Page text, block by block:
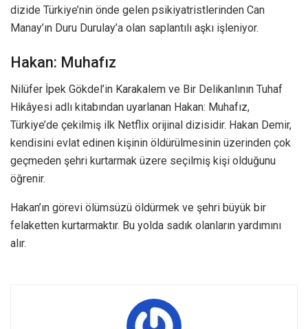
dizide Türkiye’nin önde gelen psikiyatristlerinden Can
Manay’ın Duru Durulay’a olan saplantılı aşkı işleniyor.
Hakan: Muhafız
Nilüfer İpek Gökdel’in Karakalem ve Bir Delikanlının Tuhaf
Hikâyesi adlı kitabından uyarlanan Hakan: Muhafız,
Türkiye’de çekilmiş ilk Netflix orijinal dizisidir. Hakan Demir,
kendisini evlat edinen kişinin öldürülmesinin üzerinden çok
geçmeden şehri kurtarmak üzere seçilmiş kişi olduğunu
öğrenir.
Hakan’ın görevi ölümsüzü öldürmek ve şehri büyük bir
felaketten kurtarmaktır. Bu yolda sadık olanların yardımını
alır.